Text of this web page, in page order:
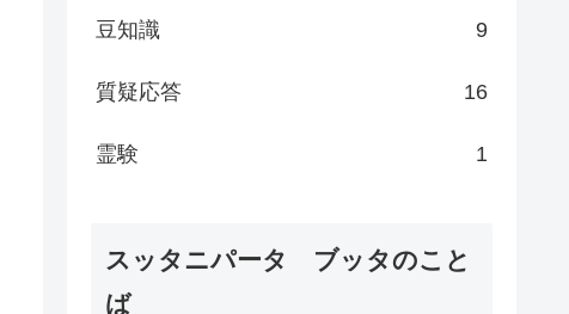
豆知識 9
質疑応答 16
霊験 1
スッタニパータ ブッタのこと
ば